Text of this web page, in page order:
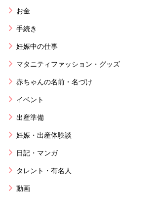
お金
手続き
妊娠中の仕事
マタニティファッション・グッズ
赤ちゃんの名前・名づけ
イベント
出産準備
妊娠・出産体験談
日記・マンガ
タレント・有名人
動画